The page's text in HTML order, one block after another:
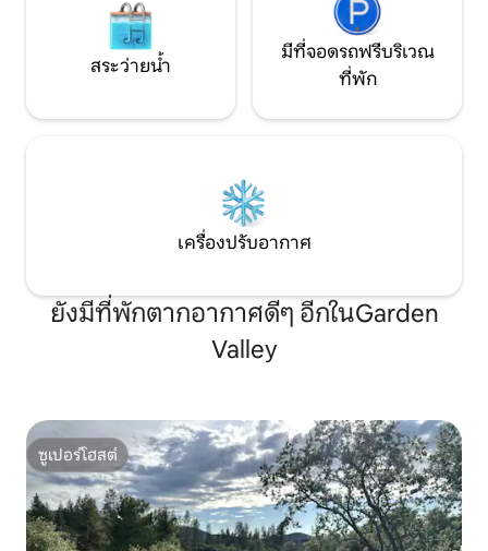
สระว่ายน้ำ
มีที่จอดรถฟรีบริเวณ
ที่พัก
เครื่องปรับอากาศ
ยังมีที่พักตากอากาศดีๆ อีกในGarden
Valley
ซูเปอร์โฮสต์
ซูเปอร์โฮสต์